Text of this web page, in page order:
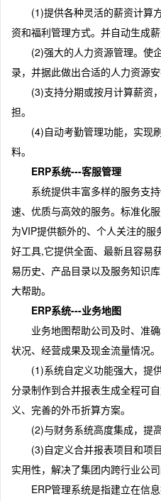
(1)提供各种灵活的薪资计算
资和福利管理方式。并自动生成
(2)强大的人力资源管理。使
录，并据此做出合适的人力资源安
(3)支持分期或按月计算薪资
担。
(4)自动考勤管理功能，实现
料。
ERP系统---客服管理
系统提供丰富多样的服务支持
速、优质与高效的服务。标准化
为VIP提供额外的、个人关注的
好工具,它提供全面、最新且容易
易历史、产品目录以及服务知识
大帮助。
ERP系统---业务地图
业务地图帮助公司及时、准确
状况、经营成果及现金流量情况。
(1)系统自定义功能强大，提
分录制作到合并报表生成全程可
义、完善的外币折算方案。
(2)与财务系统高度集成，提高
(3)自定义合并报表项目和项
实用性，解决了集团内跨行业公司
ERP管理系统是指建立在信息